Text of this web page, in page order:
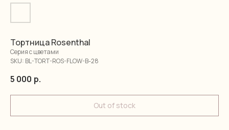
Тортница Rosenthal
Серия с цветами
SKU: BL-TORT-ROS-FLOW-B-28
5 000 р.
Out of stock